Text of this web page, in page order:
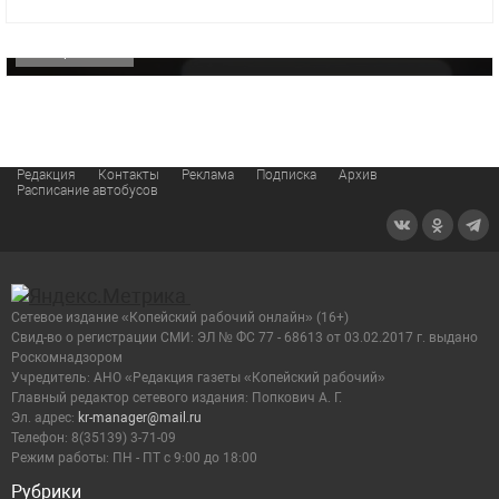
Редакция Контакты Реклама Подписка
Архив
Расписание автобусов
Рубрики
Сетевое издание «Копейский рабочий онлайн» (16+)
Cвид-во о регистрации СМИ: ЭЛ № ФС 77 - 68613 от 03.02.2017 г. выдано
Роскомнадзором
Учредитель: АНО «Редакция газеты «Копейский рабочий»
Главный редактор сетевого издания: Попкович А. Г.
Эл. адрес: kr-manager@mail.ru
Телефон: 8(35139) 3-71-09
Режим работы: ПН - ПТ с 9:00 до 18:00